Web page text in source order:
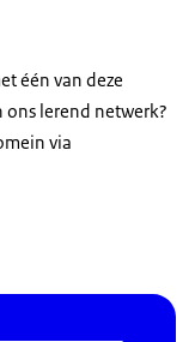
één van deze
lerend netwerk?
via